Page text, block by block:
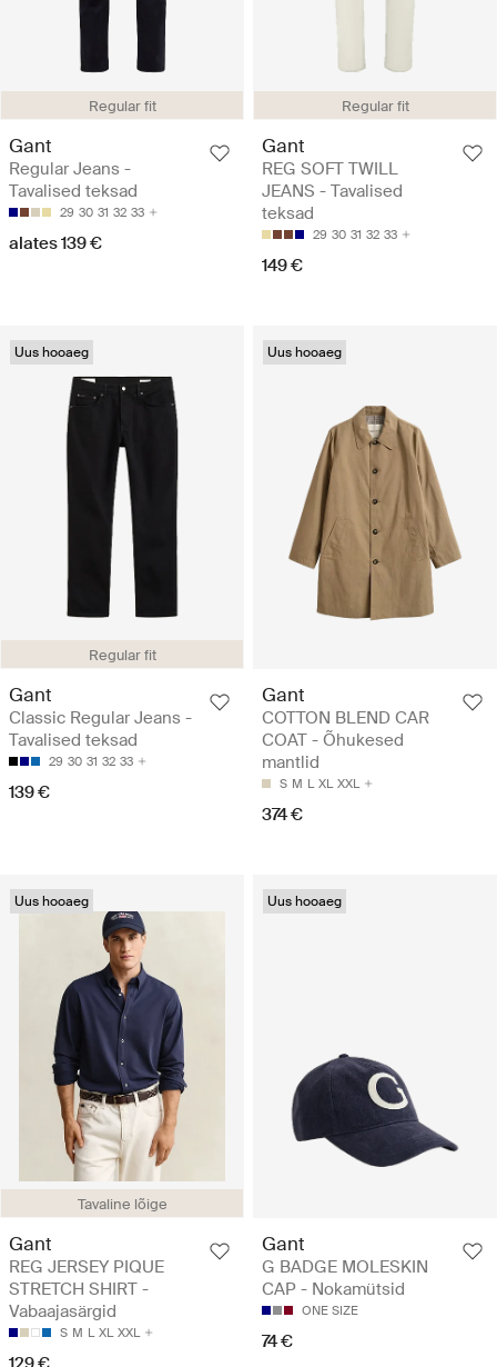
Regular fit
Gant
Regular Jeans -
Tavalised teksad
29 30 31 32 33
alates 139 €
Regular fit
Gant
REG SOFT TWILL
JEANS - Tavalised
teksad
29 30 31 32 33
149 €
Regular fit
Uus hooaeg
Gant
Classic Regular Jeans -
Tavalised teksad
29 30 31 32 33
139 €
Uus hooaeg
Gant
COTTON BLEND CAR
COAT - Õhukesed
mantlid
S M L XL XXL
374 €
Tavaline lõige
Uus hooaeg
Gant
REG JERSEY PIQUE
STRETCH SHIRT -
Vabaajasärgid
S M L XL XXL
Uus hooaeg
Gant
G BADGE MOLESKIN
CAP - Nokamütsid
ONE SIZE
74 €